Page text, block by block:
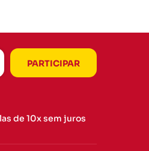
de 10x sem juros